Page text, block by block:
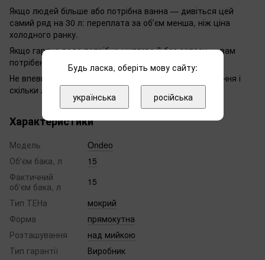
Якщо людей більше або потрібна ванна — дивіться цей
самий ряд на 30 л: переплата за обʼєм менша, ніж ціна
холодного ранку.
Якщо гаряча вода потрібна миттєво й без запасу — вам
потрібен проточний, а не накопичувальний.
Не впевнені у виборі — напишіть нам, що за приміщення і
скільки людей, підкажемо модель.
Характеристики
Модель
Ondeo
Об'єм бака, л
15
Фактичний
об'єм бака, л
15
Тип ТЕНа
мокрий
Форма
прямокутна
Розташування
над мийкою
Тип гарантії
Виробник
Будь ласка, оберіть мову сайту:
українська російська